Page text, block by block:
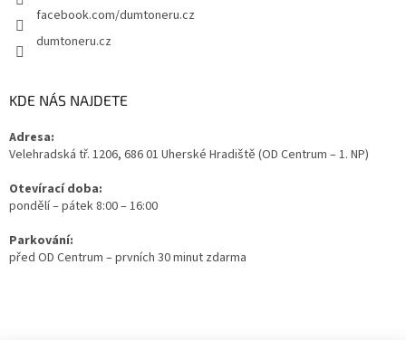
facebook.com/dumtoneru.cz
dumtoneru.cz
KDE NÁS NAJDETE
Adresa:
Velehradská tř. 1206, 686 01 Uherské Hradiště (OD Centrum – 1. NP)
Otevírací doba:
pondělí – pátek 8:00 – 16:00
Parkování:
před OD Centrum – prvních 30 minut zdarma